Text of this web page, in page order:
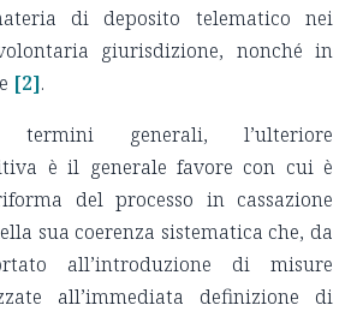
di deposito telematico nei
giurisdizione, nonché in
[2].
generali, l’ulteriore
è il generale favore con cui è
del processo in cassazione
sua coerenza sistematica che, da
all’introduzione di misure
all’immediata definizione di